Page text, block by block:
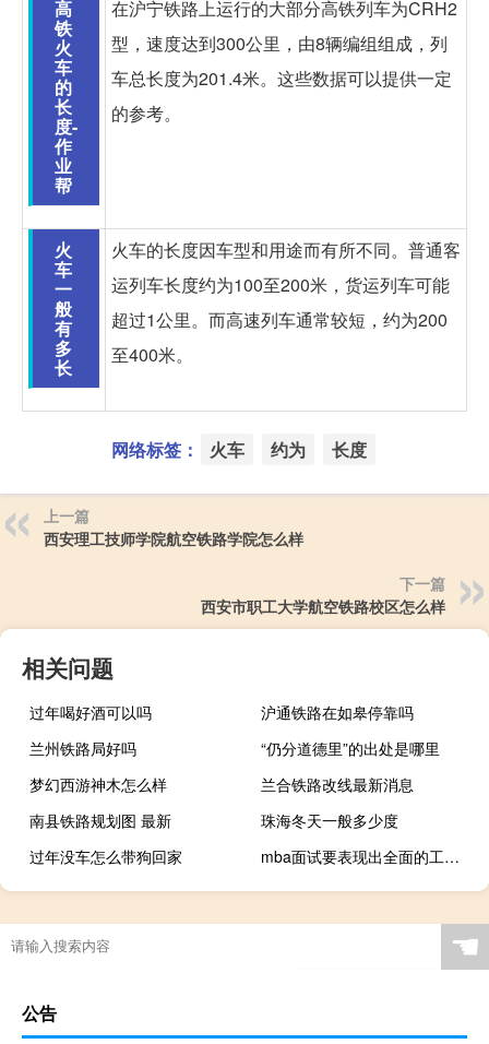
高
铁
火
车
的
长
度-
作
业
帮
在沪宁铁路上运行的大部分高铁列车为CRH2
型，速度达到300公里，由8辆编组组成，列
车总长度为201.4米。这些数据可以提供一定
的参考。
火
车
一
般
有
多
长
火车的长度因车型和用途而有所不同。普通客
运列车长度约为100至200米，货运列车可能
超过1公里。而高速列车通常较短，约为200
至400米。
网络标签： 火车 约为 长度
上一篇
西安理工技师学院航空铁路学院怎么样
下一篇
西安市职工大学航空铁路校区怎么样
相关问题
过年喝好酒可以吗
沪通铁路在如皋停靠吗
兰州铁路局好吗
“仍分道德里”的出处是哪里
梦幻西游神木怎么样
兰合铁路改线最新消息
南县铁路规划图 最新
珠海冬天一般多少度
过年没车怎么带狗回家
mba面试要表现出全面的工作能力吗
☚
公告